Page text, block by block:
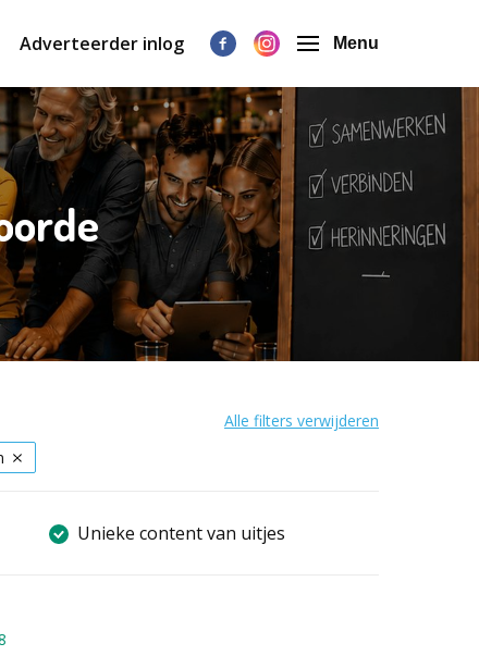
Adverteerder inlog Menu
Alle filters verwijderen
Unieke content van uitjes